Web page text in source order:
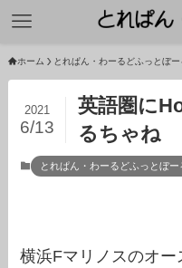
ホーム とれぱん・わーるどふっとぼー
英語圏に
るちゃね
2021
6/13
とれぱん・わーるどふっとぼー
横浜Fマリノスのオー